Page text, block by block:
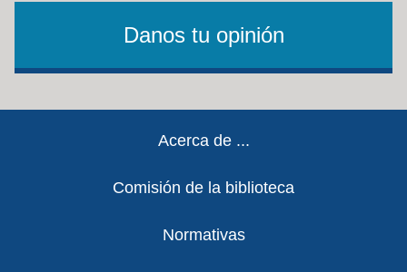
Danos tu opinión
Acerca de ...
Comisión de la biblioteca
Normativas